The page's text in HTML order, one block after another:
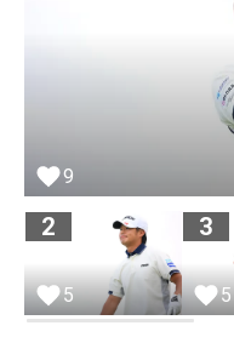
9
2
5
3
5